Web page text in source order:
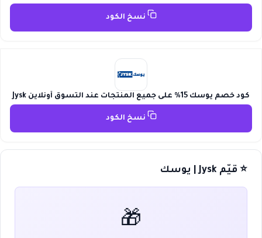
نسخ الكود
كود خصم يوسك 15% على جميع المنتجات عند التسوق أونلاين Jysk
نسخ الكود
⭐ قيّم Jysk | يوسك
🎁